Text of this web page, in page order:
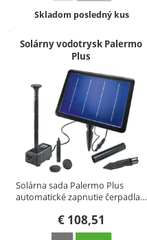
Dostupnosť:
Skladom posledný kus
Solárny vodotrysk Palermo
Plus
Solárna sada Palermo Plus
automatické zapnutie čerpadla…
€ 108,51